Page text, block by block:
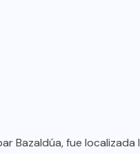
Bazaldúa, fue